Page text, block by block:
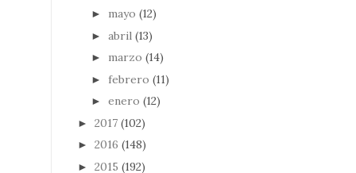
► mayo (12)
► abril (13)
► marzo (14)
► febrero (11)
► enero (12)
► 2017 (102)
► 2016 (148)
► 2015 (192)